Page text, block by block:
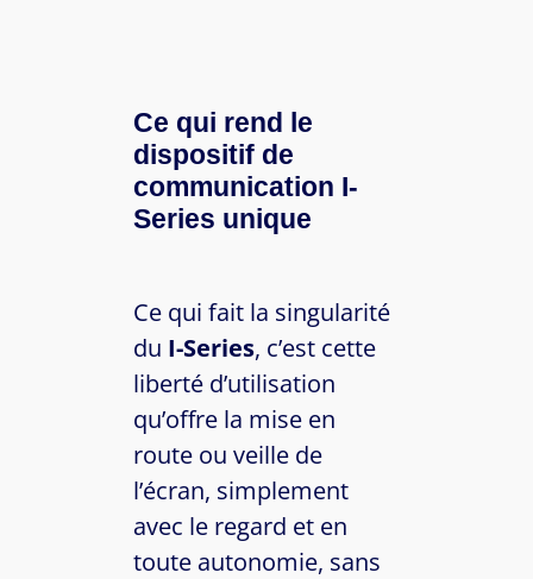
Ce qui rend le
dispositif de
communication I-
Series unique
Ce qui fait la singularité
du I-Series, c’est cette
liberté d’utilisation
qu’offre la mise en
route ou veille de
l’écran, simplement
avec le regard et en
toute autonomie, sans